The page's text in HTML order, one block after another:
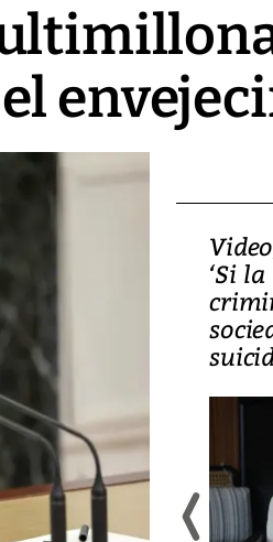
Terremoto
graves
‘Si